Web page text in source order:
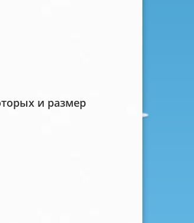
и размер